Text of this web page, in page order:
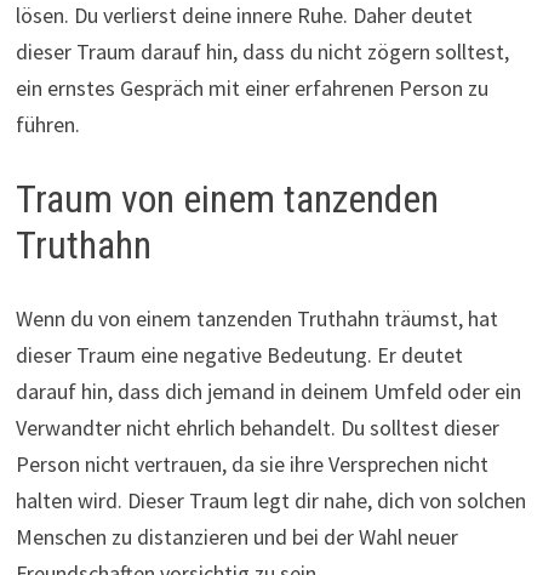
lösen. Du verlierst deine innere Ruhe. Daher deutet
dieser Traum darauf hin, dass du nicht zögern solltest,
ein ernstes Gespräch mit einer erfahrenen Person zu
führen.
Traum von einem tanzenden
Truthahn
Wenn du von einem tanzenden Truthahn träumst, hat
dieser Traum eine negative Bedeutung. Er deutet
darauf hin, dass dich jemand in deinem Umfeld oder ein
Verwandter nicht ehrlich behandelt. Du solltest dieser
Person nicht vertrauen, da sie ihre Versprechen nicht
halten wird. Dieser Traum legt dir nahe, dich von solchen
Menschen zu distanzieren und bei der Wahl neuer